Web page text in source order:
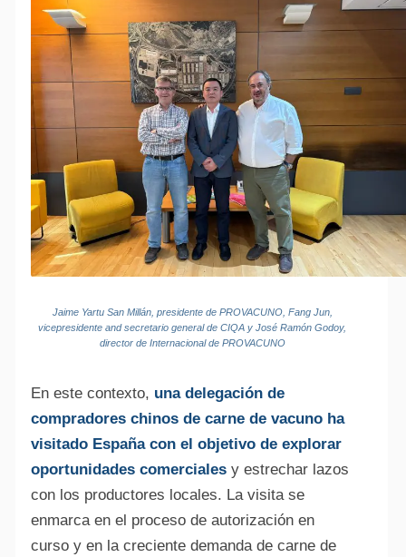
Jaime Yartu San Millán, presidente de PROVACUNO, Fang Jun,
vicepresidente and secretario general de CIQA y José Ramón Godoy,
director de Internacional de PROVACUNO
En este contexto, una delegación de
compradores chinos de carne de vacuno ha
visitado España con el objetivo de explorar
oportunidades comercialesy estrechar lazos
con los productores locales. La visita se
enmarca en el proceso de autorización en
curso y en la creciente demanda de carne de